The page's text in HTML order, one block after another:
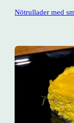
Nötrullader med